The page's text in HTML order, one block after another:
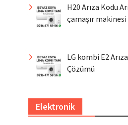
H20 Arıza Kodu
çamaşır makinesi
LG kombi E2
Çözümü
Elektronik